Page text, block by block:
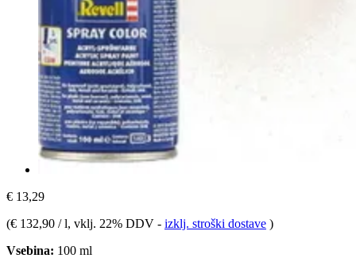
€ 13,29
(€ 132,90 / l, vklj. 22% DDV - izklj. stroški dostave )
Vsebina: 100 ml